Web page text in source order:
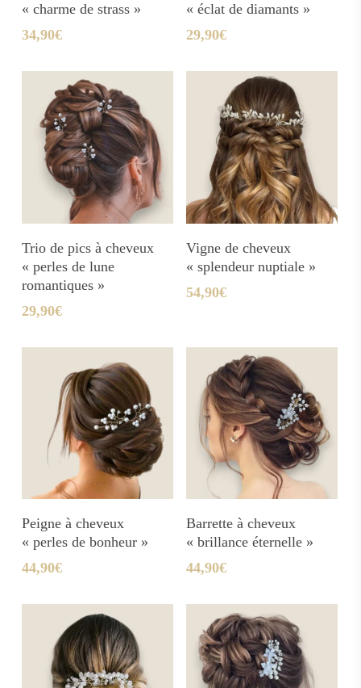
« charme de strass »
34,90€
« éclat de diamants »
29,90€
Ajouter Au Panier
Trio de pics à cheveux
« perles de lune
romantiques »
29,90€
Ajouter Au Panier
Vigne de cheveux
« splendeur nuptiale »
54,90€
Ajouter Au Panier
Peigne à cheveux
« perles de bonheur »
44,90€
Ajouter Au Panier
Barrette à cheveux
« brillance éternelle »
44,90€